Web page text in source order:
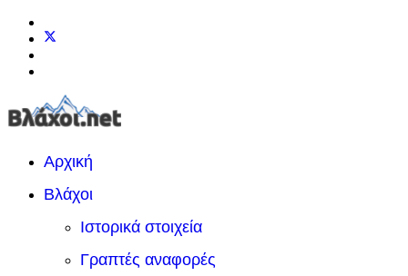
Αρχική
Βλάχοι
Ιστορικά στοιχεία
Γραπτές αναφορές